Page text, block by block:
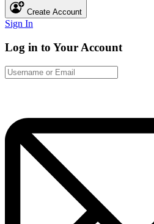
Create Account
Sign In
Log in to Your Account